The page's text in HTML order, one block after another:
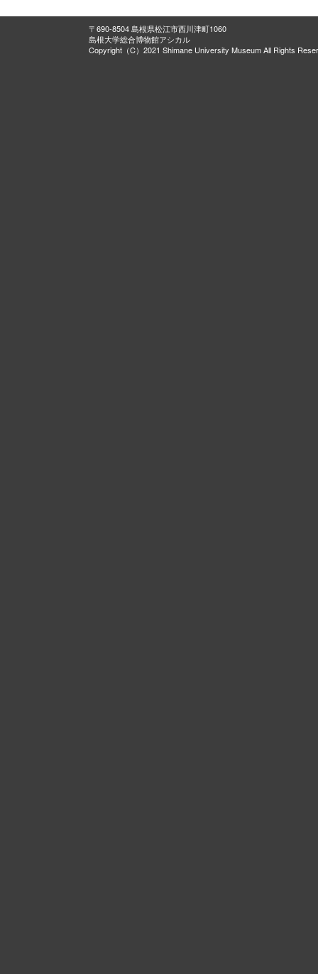
〒690-8504 島根県松江市西川津町1060
島根大学総合博物館アシカル
Copyright（C）2021 Shimane University Museum All Rights